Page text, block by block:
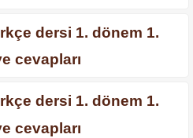
dersi 1. dönem 1.
cevapları
dersi 1. dönem 1.
cevapları